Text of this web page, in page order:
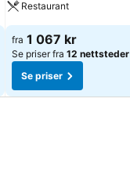
Restaurant
fra 1 067 kr
Se priser fra 12 nettsteder
Se priser